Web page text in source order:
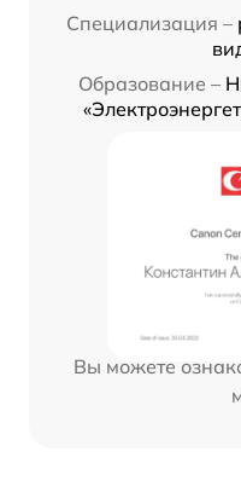
Специализация –
Образование –
Вы можете